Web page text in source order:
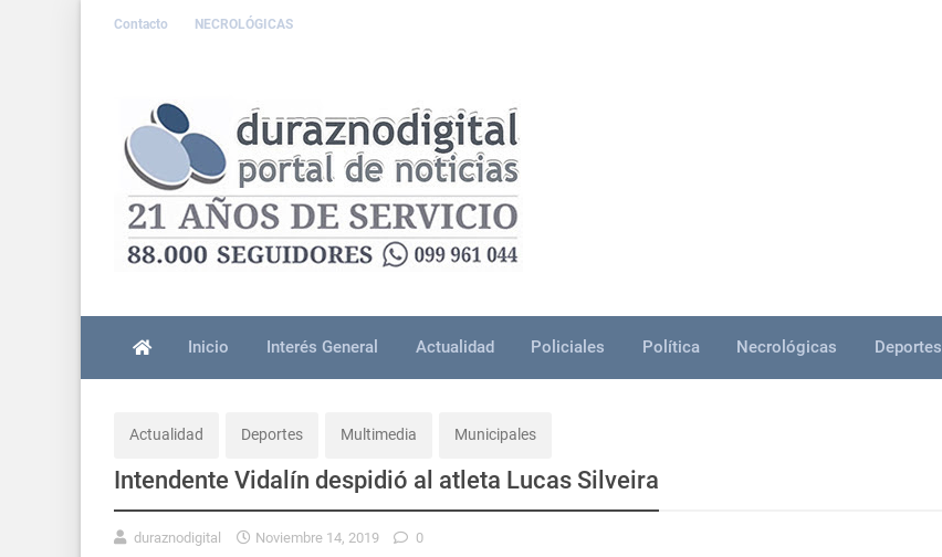
Contacto NECROLÓGICAS
Inicio Interés General Actualidad Policiales Política Necrológicas Deportes
Actualidad Deportes Multimedia Municipales
Intendente Vidalín despidió al atleta Lucas Silveira
duraznodigital Noviembre 14, 2019 0